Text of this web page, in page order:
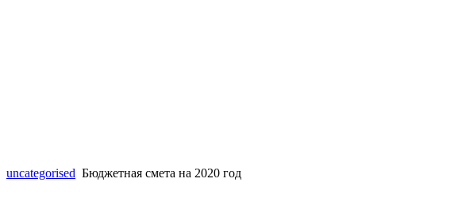
uncategorised Бюджетная смета на 2020 год